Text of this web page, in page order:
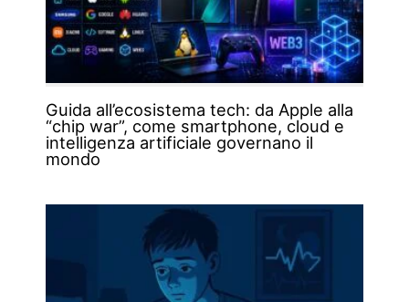
Guida all’ecosistema tech: da Apple alla
“chip war”, come smartphone, cloud e
intelligenza artificiale governano il
mondo